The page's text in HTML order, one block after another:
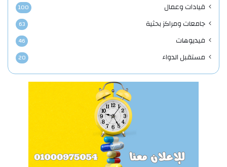
قيادات وعمال 100
جامعات ومراكز بحثية 63
فيديوهات 46
مستقبل الدواء 20